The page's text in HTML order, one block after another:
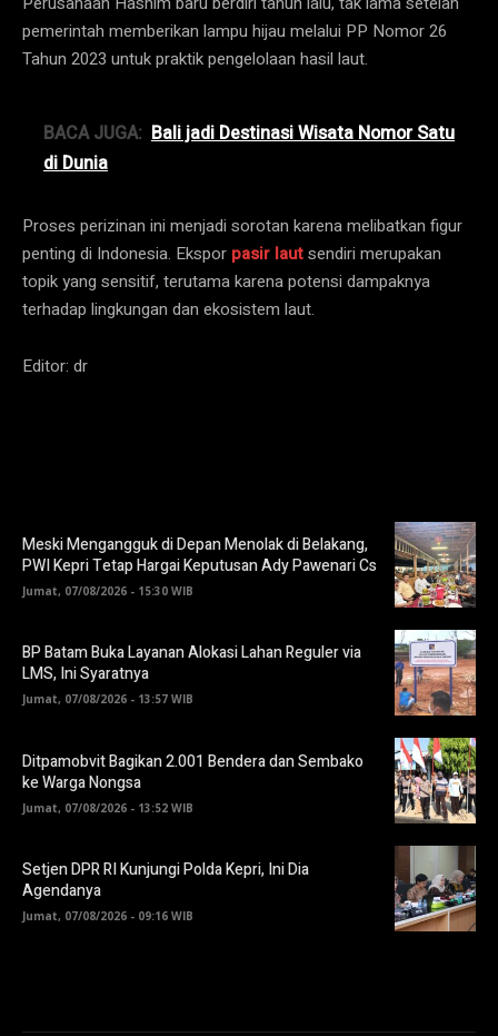
pemerintah memberikan lampu hijau melalui PP Nomor 26
Tahun 2023 untuk praktik pengelolaan hasil laut.
BACA JUGA: Bali jadi Destinasi Wisata Nomor Satu
di Dunia
Proses perizinan ini menjadi sorotan karena melibatkan figur
penting di Indonesia. Ekspor pasir lautsendiri merupakan
topik yang sensitif, terutama karena potensi dampaknya
terhadap lingkungan dan ekosistem laut.
Editor: dr
Meski Mengangguk di Depan Menolak di Belakang,
PWI Kepri Tetap Hargai Keputusan Ady Pawenari Cs
Jumat, 07/08/2026 - 15:30 WIB
BP Batam Buka Layanan Alokasi Lahan Reguler via
LMS, Ini Syaratnya
Jumat, 07/08/2026 - 13:57 WIB
Ditpamobvit Bagikan 2.001 Bendera dan Sembako
ke Warga Nongsa
Jumat, 07/08/2026 - 13:52 WIB
Setjen DPR RI Kunjungi Polda Kepri, Ini Dia
Agendanya
Jumat, 07/08/2026 - 09:16 WIB